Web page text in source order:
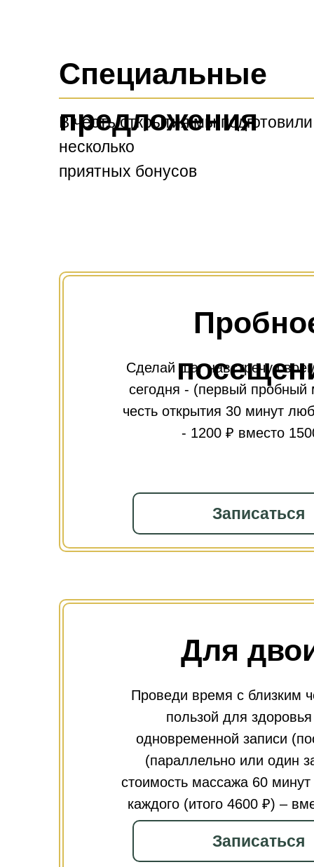
Специальные
предложения
В честь открытия мы
несколько
приятных бонусов
Сделай шаг навстречу
сегодня - (первый пробный
честь открытия 30 минут
- 1200 ₽ вместо
Записаться
Для
Проведи время с близким
пользой для
одновременной записи
(параллельно или один
стоимость массажа 60
каждого (итого 4600 ₽) –
Записаться